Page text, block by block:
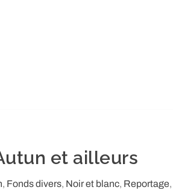
et ailleurs
, Fonds divers, Noir et blanc, Reportage,